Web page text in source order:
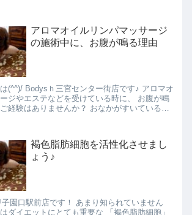
アロマオイルリンパマッサージ
の施術中に、お腹が鳴る理由
(^^)/ Bodysｈ三宮センター街店です♪ アロマオ
ジやエステなどを受けている時に、 お腹が鳴
経験はありませんか？ おなかがすいているわ
褐色脂肪細胞を活性化させまし
ょう♪
園口駅前店です！ あまり知られていません
ダイエットにとても重要な 「褐色脂肪細胞」